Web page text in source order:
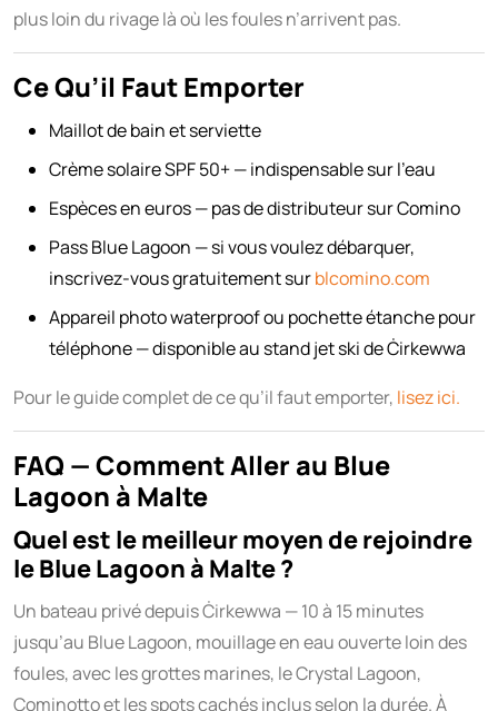
plus loin du rivage là où les foules n’arrivent pas.
Ce Qu’il Faut Emporter
Maillot de bain et serviette
Crème solaire SPF 50+ — indispensable sur l’eau
Espèces en euros — pas de distributeur sur Comino
Pass Blue Lagoon — si vous voulez débarquer,
inscrivez-vous gratuitement surblcomino.com
Appareil photo waterproof ou pochette étanche pour
téléphone — disponible au stand jet ski de Ċirkewwa
Pour le guide complet de ce qu’il faut emporter, lisez ici.
FAQ — Comment Aller au Blue
Lagoon à Malte
Quel est le meilleur moyen de rejoindre
le Blue Lagoon à Malte ?
Un bateau privé depuis Ċirkewwa — 10 à 15 minutes
jusqu’au Blue Lagoon, mouillage en eau ouverte loin des
foules, avec les grottes marines, le Crystal Lagoon,
Cominotto et les spots cachés inclus selon la durée. À